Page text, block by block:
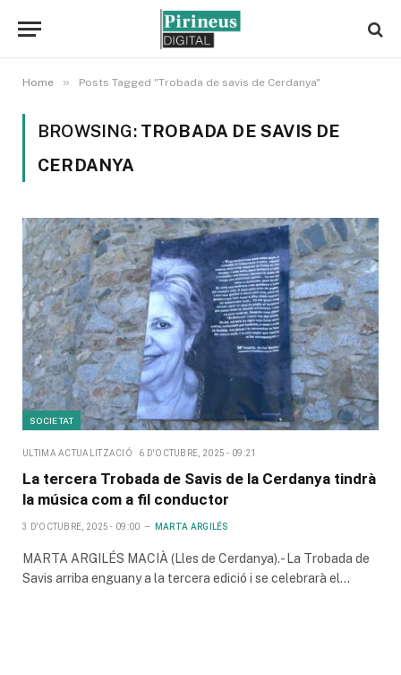
Home » Posts Tagged "Trobada de savis de Cerdanya"
BROWSING: TROBADA DE SAVIS DE
CERDANYA
SOCIETAT
ULTIMA ACTUALITZACIÓ 6 D'OCTUBRE, 2025 - 09:21
La tercera Trobada de Savis de la Cerdanya tindrà
la música com a fil conductor
3 D'OCTUBRE, 2025 - 09:00 MARTA ARGILÉS
MARTA ARGILÉS MACIÀ (Lles de Cerdanya).- La Trobada de
Savis arriba enguany a la tercera edició i se celebrarà el…